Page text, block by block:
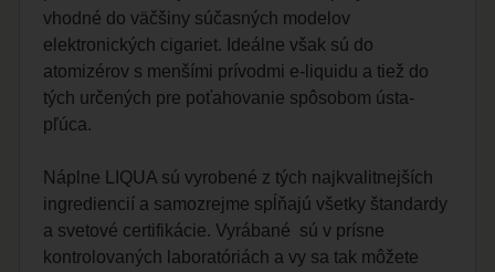
vhodné do väčšiny súčasných modelov
elektronických cigariet. Ideálne však sú do
atomizérov s menšími prívodmi e-liquidu a tiež do
tých určených pre poťahovanie spôsobom ústa-
pľúca.
Náplne LIQUA sú vyrobené z tých najkvalitnejších
ingrediencií a samozrejme spĺňajú všetky štandardy
a svetové certifikácie. Vyrábané sú v prísne
kontrolovaných laboratóriách a vy sa tak môžete